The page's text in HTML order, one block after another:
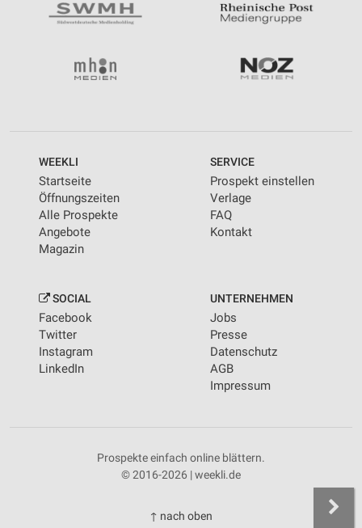
WEEKLI
Startseite
Öffnungszeiten
Alle Prospekte
Angebote
Magazin
SERVICE
Prospekt einstellen
Verlage
FAQ
Kontakt
SOCIAL
Facebook
Twitter
Instagram
LinkedIn
UNTERNEHMEN
Jobs
Presse
Datenschutz
AGB
Impressum
Prospekte einfach online blättern.
© 2016-2026 | weekli.de
↑ nach oben